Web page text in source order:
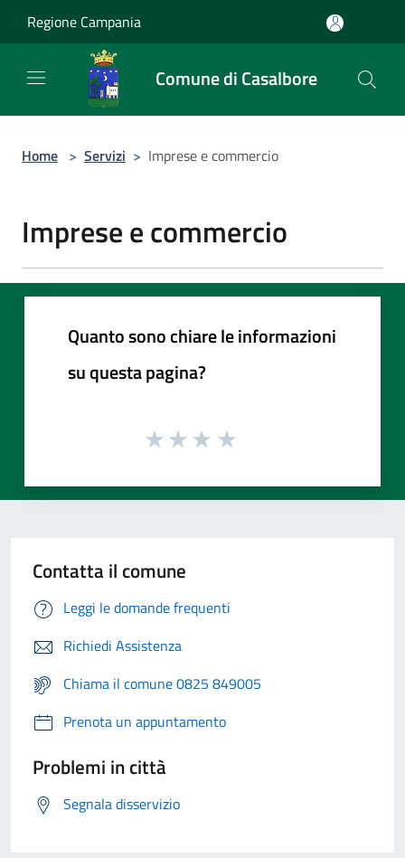
Regione Campania
Comune di Casalbore
Home > Servizi > Imprese e commercio
Imprese e commercio
Quanto sono chiare le informazioni
su questa pagina?
Contatta il comune
Leggi le domande frequenti
Richiedi Assistenza
Chiama il comune 0825 849005
Prenota un appuntamento
Problemi in città
Segnala disservizio